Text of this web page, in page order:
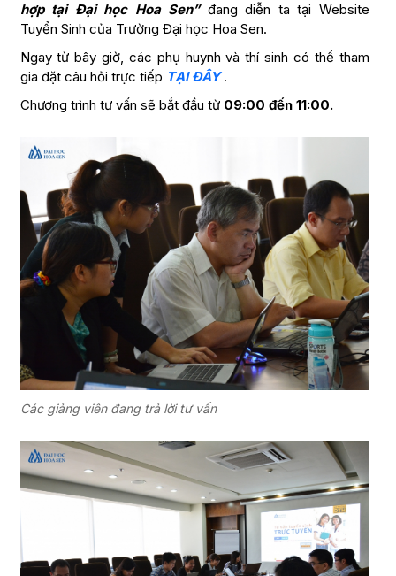
hợp tại Đại học Hoa Sen”đang diễn ta tại Website
Tuyển Sinh của Trường Đại học Hoa Sen.
Ngay từ bây giờ, các phụ huynh và thí sinh có thể tham
gia đặt câu hỏi trực tiếp TẠI ĐÂY.
Chương trình tư vấn sẽ bắt đầu từ 09:00 đến 11:00.
Các giảng viên đang trả lời tư vấn